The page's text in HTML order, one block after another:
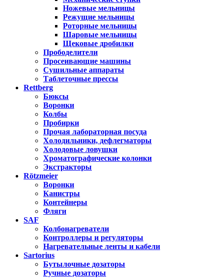
Ножевые мельницы
Режущие мельницы
Роторные мельницы
Шаровые мельницы
Щековые дробилки
Прободелители
Просеивающие машины
Сушильные аппараты
Таблеточные прессы
Rettberg
Бюксы
Воронки
Колбы
Пробирки
Прочая лабораторная посуда
Холодильники, дефлегматоры
Холодовые ловушки
Хроматографические колонки
Экстракторы
Rötzmeier
Воронки
Канистры
Контейнеры
Фляги
SAF
Колбонагреватели
Контроллеры и регуляторы
Нагревательные ленты и кабели
Sartorius
Бутылочные дозаторы
Ручные дозаторы